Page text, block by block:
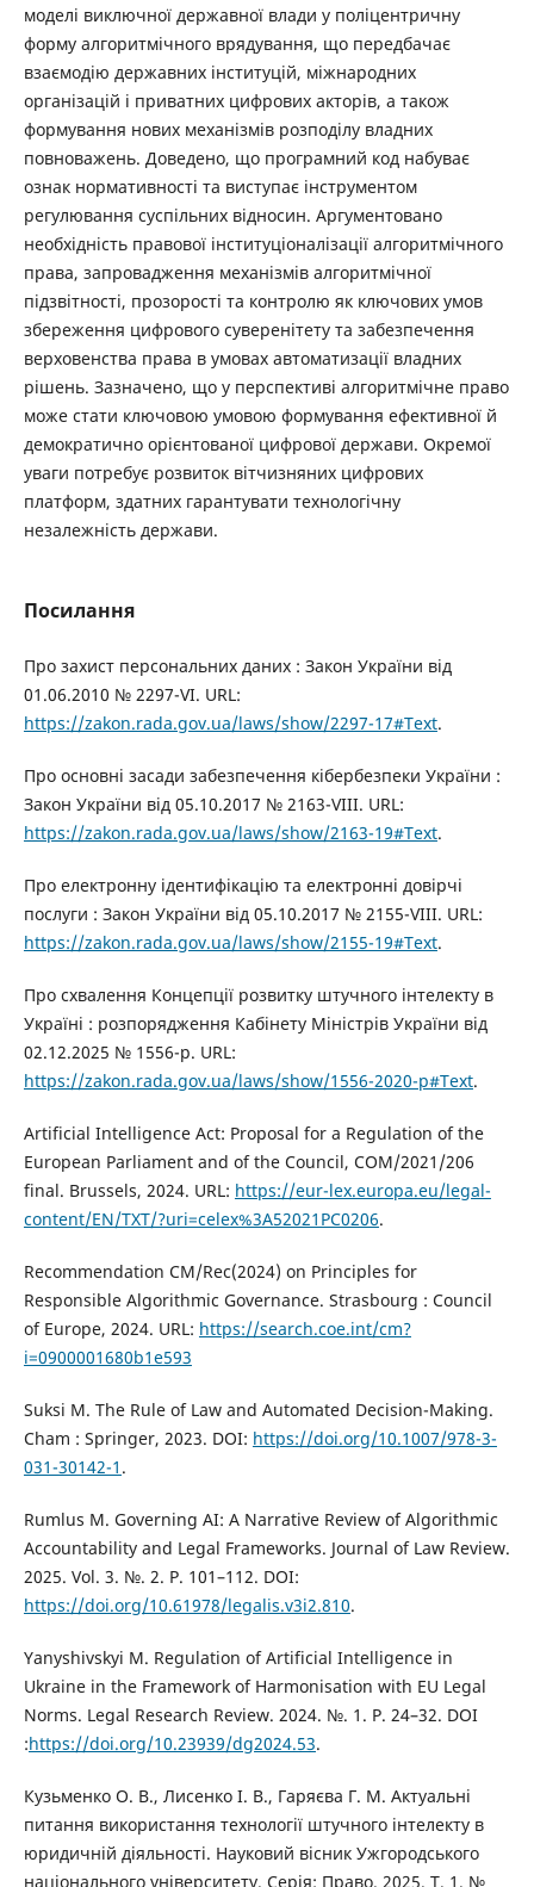
моделі виключної державної влади у поліцентричну
форму алгоритмічного врядування, що передбачає
взаємодію державних інституцій, міжнародних
організацій і приватних цифрових акторів, а також
формування нових механізмів розподілу владних
повноважень. Доведено, що програмний код набуває
ознак нормативності та виступає інструментом
регулювання суспільних відносин. Аргументовано
необхідність правової інституціоналізації алгоритмічного
права, запровадження механізмів алгоритмічної
підзвітності, прозорості та контролю як ключових умов
збереження цифрового суверенітету та забезпечення
верховенства права в умовах автоматизації владних
рішень. Зазначено, що у перспективі алгоритмічне право
може стати ключовою умовою формування ефективної й
демократично орієнтованої цифрової держави. Окремої
уваги потребує розвиток вітчизняних цифрових
платформ, здатних гарантувати технологічну
незалежність держави.
Посилання
Про захист персональних даних : Закон України від
01.06.2010 № 2297-VI. URL:
https://zakon.rada.gov.ua/laws/show/2297-17#Text.
Про основні засади забезпечення кібербезпеки України :
Закон України від 05.10.2017 № 2163-VIII. URL:
https://zakon.rada.gov.ua/laws/show/2163-19#Text.
Про електронну ідентифікацію та електронні довірчі
послуги : Закон України від 05.10.2017 № 2155-VIII. URL:
https://zakon.rada.gov.ua/laws/show/2155-19#Text.
Про схвалення Концепції розвитку штучного інтелекту в
Україні : розпорядження Кабінету Міністрів України від
02.12.2025 № 1556-р. URL:
https://zakon.rada.gov.ua/laws/show/1556-2020-р#Text.
Artificial Intelligence Act: Proposal for a Regulation of the
European Parliament and of the Council, COM/2021/206
final. Brussels, 2024. URL: https://eur-lex.europa.eu/legal-
content/EN/TXT/?uri=celex%3A52021PC0206.
Recommendation CM/Rec(2024) on Principles for
Responsible Algorithmic Governance. Strasbourg : Council
of Europe, 2024. URL: https://search.coe.int/cm?
i=0900001680b1e593
Suksi M. The Rule of Law and Automated Decision-Making.
Cham : Springer, 2023. DOI: https://doi.org/10.1007/978-3-
031-30142-1 .
Rumlus M. Governing AI: A Narrative Review of Algorithmic
Accountability and Legal Frameworks. Journal of Law Review.
2025. Vol. 3. №. 2. P. 101–112. DOI:
https://doi.org/10.61978/legalis.v3i2.810.
Yanyshivskyi M. Regulation of Artificial Intelligence in
Ukraine in the Framework of Harmonisation with EU Legal
Norms. Legal Research Review. 2024. №. 1. P. 24–32. DOI
:https://doi.org/10.23939/dg2024.53.
Кузьменко О. В., Лисенко І. В., Гаряєва Г. М. Актуальні
питання використання технології штучного інтелекту в
юридичній діяльності. Науковий вісник Ужгородського
національного університету. Серія: Право. 2025. Т. 1. №